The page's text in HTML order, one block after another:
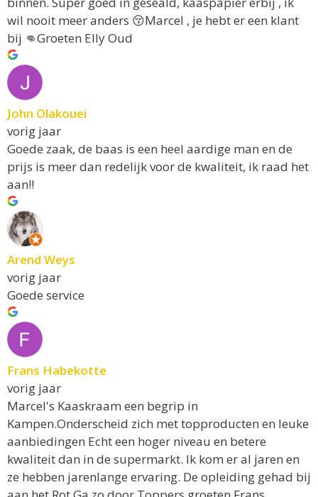
wil nooit meer anders 😚Marcel , je hebt er een klant
bij 👊Groeten Elly Oud
John Olakouei
vorig jaar
Goede zaak, de baas is een heel aardige man en de
prijs is meer dan redelijk voor de kwaliteit, ik raad het
aan!!
Arend Weys
vorig jaar
Goede service
Frans Habekotte
vorig jaar
Marcel's Kaaskraam een begrip in
Kampen.Onderscheid zich met topproducten en leuke
aanbiedingen Echt een hoger niveau en betere
kwaliteit dan in de supermarkt. Ik kom er al jaren en
ze hebben jarenlange ervaring. De opleiding gehad bij